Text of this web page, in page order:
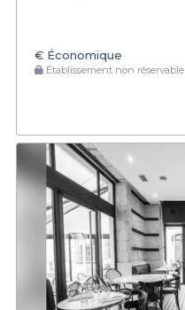
€ Économique
Établissement non réservable